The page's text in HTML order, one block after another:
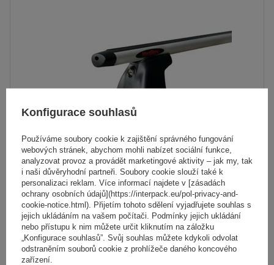
Hliníkový střešní nosič Mont Blanc AMC 5002-A52
4 867,00 Kčs DPH
Produkt dostupný ve velkém množství
Konfigurace souhlasů
Používáme soubory cookie k zajištění správného fungování
webových stránek, abychom mohli nabízet sociální funkce,
analyzovat provoz a provádět marketingové aktivity – jak my, tak
i naši důvěryhodní partneři. Soubory cookie slouží také k
personalizaci reklam. Více informací najdete v [zásadách
ochrany osobních údajů](https://interpack.eu/pol-privacy-and-
cookie-notice.html). Přijetím tohoto sdělení vyjadřujete souhlas s
jejich ukládáním na vašem počítači. Podmínky jejich ukládání
nebo přístupu k nim můžete určit kliknutím na záložku
„Konfigurace souhlasů”. Svůj souhlas můžete kdykoli odvolat
odstraněním souborů cookie z prohlížeče daného koncového
zařízení.